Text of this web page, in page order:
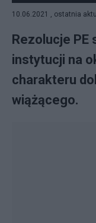
10.06.2021 , ostatnia
Rezolucje PE
instytucji na
charakteru
wiążącego.